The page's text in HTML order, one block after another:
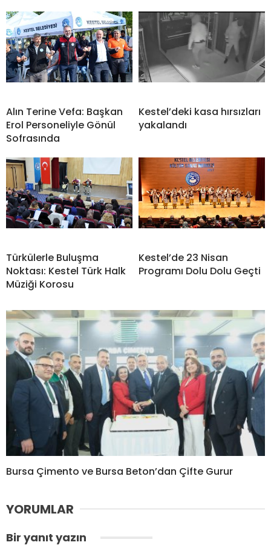
Alın Terine Vefa: Başkan
Erol Personeliyle Gönül
Sofrasında
Kestel’deki kasa hırsızları
yakalandı
Türkülerle Buluşma
Noktası: Kestel Türk Halk
Müziği Korosu
Kestel’de 23 Nisan
Programı Dolu Dolu Geçti
Bursa Çimento ve Bursa Beton’dan Çifte Gurur
YORUMLAR
Bir yanıt yazın